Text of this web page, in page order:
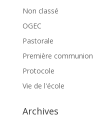
Non classé
OGEC
Pastorale
Première communion
Protocole
Vie de l'école
Archives